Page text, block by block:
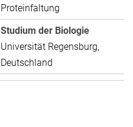
Proteinfaltung
Studium der Biologie
Universität Regensburg,
Deutschland